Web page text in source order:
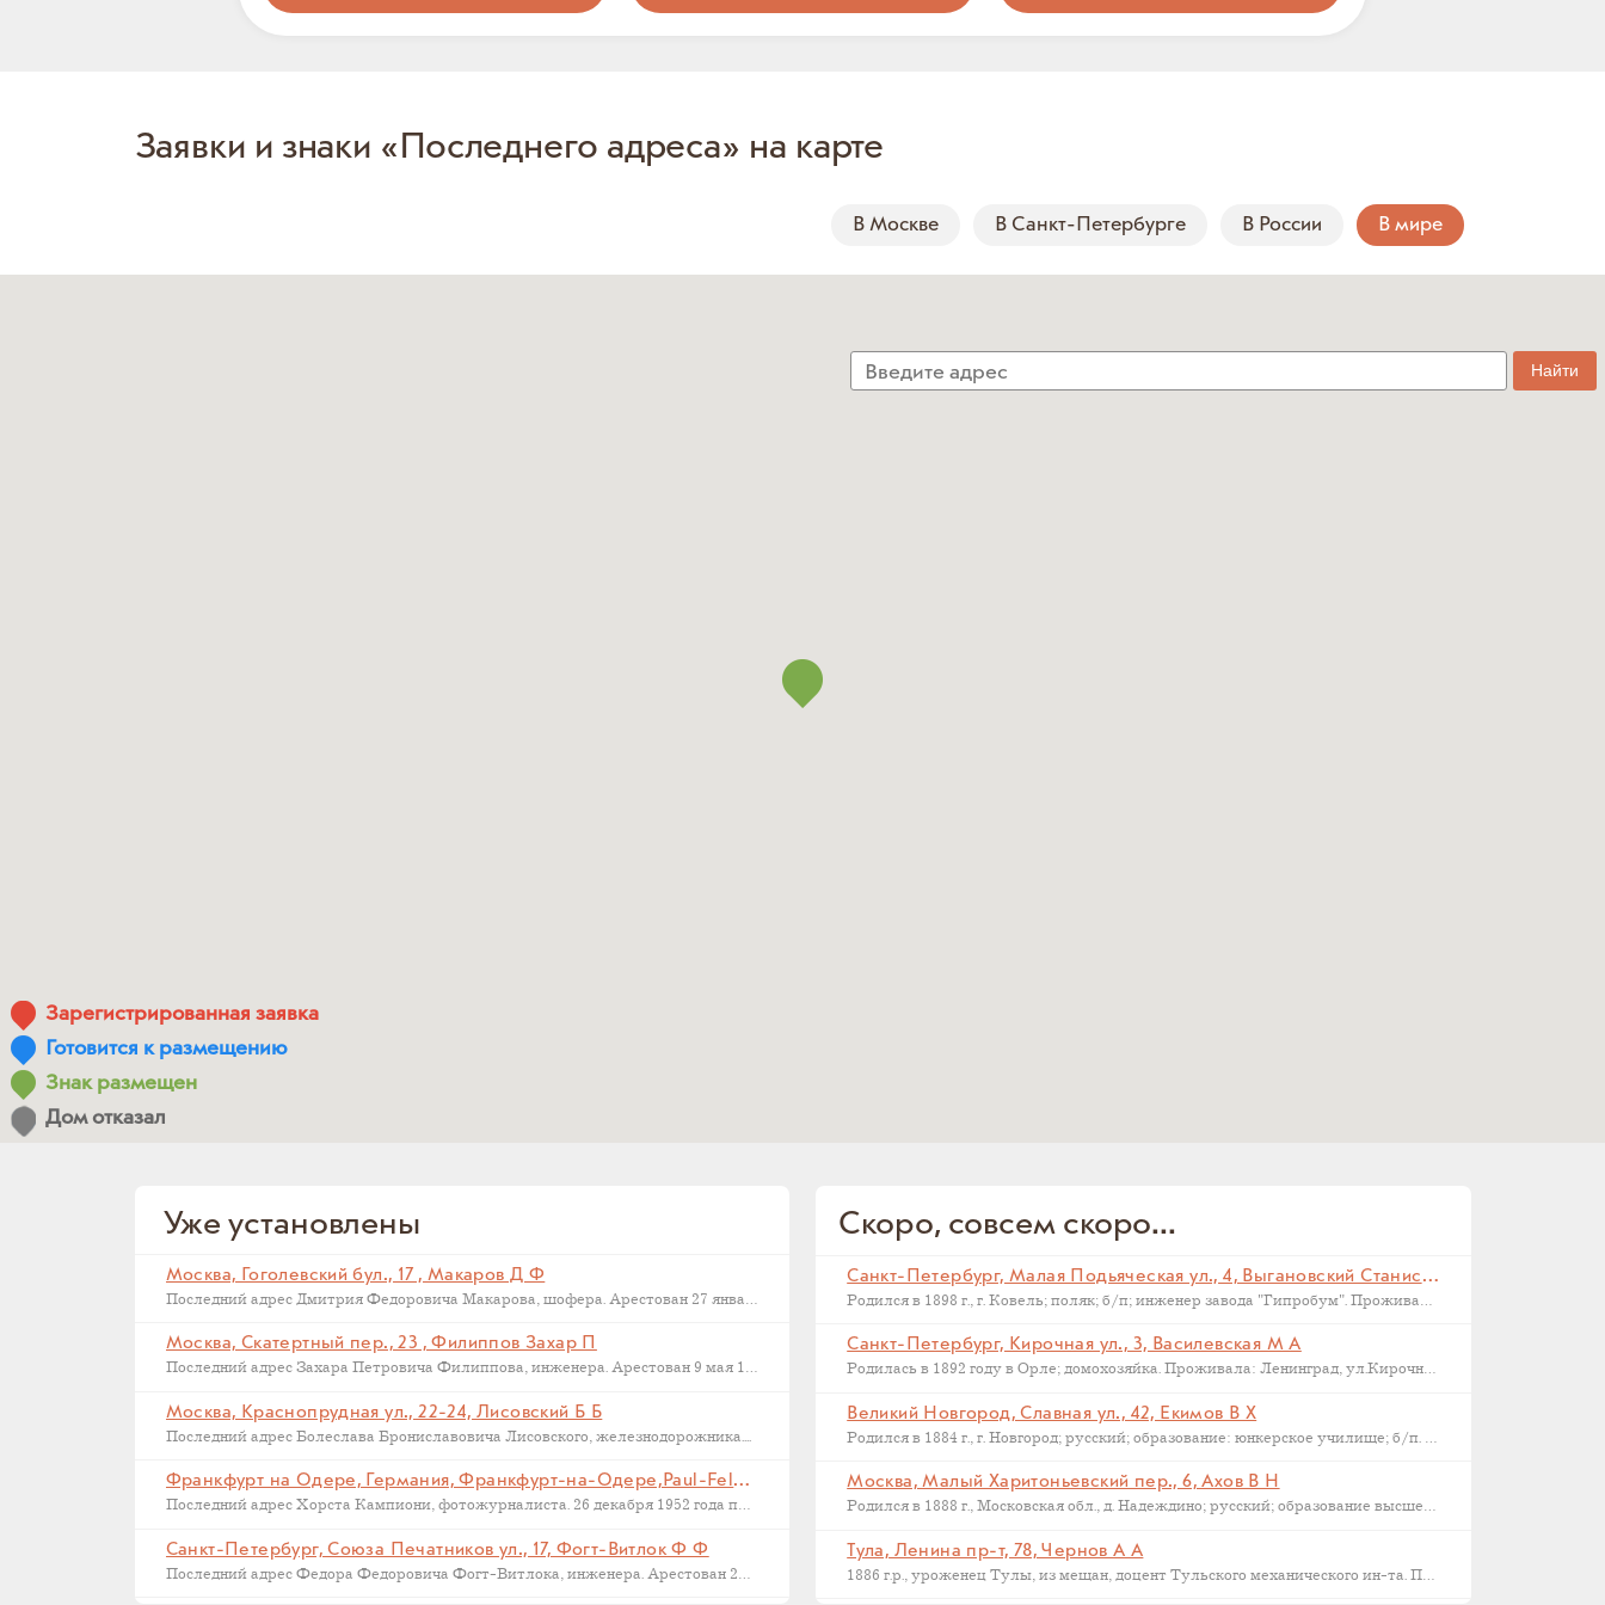
Заявки и знаки «Последнего адреса» на карте
В Москве В Санкт-Петербурге В России В мире
Зарегистрированная заявка
Готовится к размещению
Знак размещен
Дом отказал
Уже установлены
Москва, Гоголевский бул., 17 , Макаров Д Ф
Последний адрес Дмитрия Федоровича Макарова, шофера. Арестован 27 января 1937...
Москва, Скатертный пер., 23 , Филиппов Захар П
Последний адрес Захара Петровича Филиппова, инженера. Арестован 9 мая 1933...
Москва, Краснопрудная ул., 22-24, Лисовский Б Б
Последний адрес Болеслава Брониславовича Лисовского, железнодорожника....
Франкфурт на Одере, Германия, Франкфурт-на-Одере,Paul-Feldner-Straße, 13, Кампиони Х Г
Последний адрес Хорста Кампиони, фотожурналиста. 26 декабря 1952 года приговорен...
Санкт-Петербург, Союза Печатников ул., 17, Фогт-Витлок Ф Ф
Последний адрес Федора Федоровича Фогт-Витлока, инженера. Арестован 27 июня...
Скоро, совсем скоро...
Санкт-Петербург, Малая Подьяческая ул., 4, Выгановский Станислав С (
Родился в 1898 г., г. Ковель; поляк; б/п; инженер завода "Гипробум". Проживал: Ленинград, Малая Подьяческая ул., д.4, кв.18. Арестован 16 сентября 1937 г. Приговорен: Комиссия НКВД и прокуратуры СССР 23 сентября 1937 г., обв.: 58-6-9-11 УК РСФСР. Расстрелян 28 сентября 1937 г. Реабилитирован 16.09.1957.
Санкт-Петербург, Кирочная ул., 3, Василевская М А
Родилась в 1892 году в Орле; домохозяйка. Проживала: Ленинград, ул.Кирочная, д.3, кв.2. Арестована: сентябрь-ноябрь 1937 года. Была сослана в Казахстан как ЧСИР. Умерла в 1944-45 г, село Манкент, Южный Казахстан.
Великий Новгород, Славная ул., 42, Екимов В Х
Родился в 1884 г., г. Новгород; русский; образование: юнкерское училище; б/п. Счетовод леспромхоза. Проживал: г. Новгород. Арестован 18 марта 1931 г. Приговорен: 23 апреля 1931 г. Приговор: Дело прекращено, освобожден. Бухгалтер артели "Сапожник". Арестован 2 апреля 1938 г. Приговор: ВМН.
Москва, Малый Харитоньевский пер., 6, Ахов В Н
Родился в 1888 г., Московская обл., д. Надеждино; русский; образование высшее; член ВКП(б); преподаватель Военной Академии РККА. Проживал: Москва, ул. М. Харитоньевская, 6-4. Арестован 31 декабря 1932 г. Приговорен: Коллегией ОГПУ 17 февраля 1933 г., обв.: террористической деятельности, к.-р. агитации и пропаганде. Расстрелян 21 марта 1933 г. Место захоронения – Москва, Ваганьковское кладбище. Реабилитирован 6 марта 1958 г.
Тула, Ленина пр-т, 78, Чернов А А
1886 г.р., уроженец Тулы, из мещан, доцент Тульского механического ин-та. Проживал: Тула, ул. Коммунаров 122, кв. 17. Арестован 24 января 1938 г. Обвинение: участник контрреволюционной эсеровской организации г. Тулы. Дата смерти – 9 октября 1938 года. Реабилитирован в 1955 году.